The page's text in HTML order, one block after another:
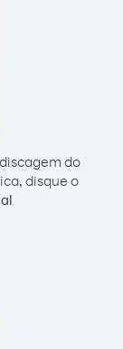
do
disque o